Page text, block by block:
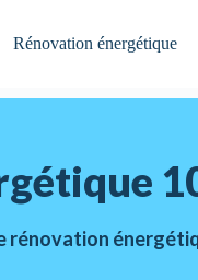
Rénovation énergétique
rénovation